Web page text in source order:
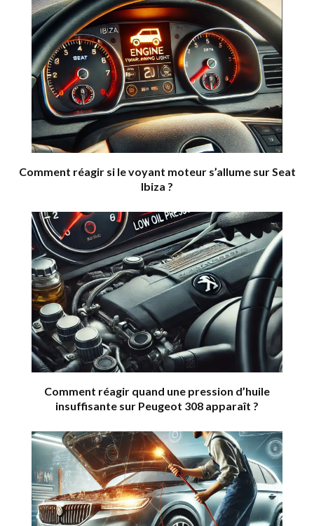
Comment réagir si le voyant moteur s’allume sur Seat
Ibiza ?
Comment réagir quand une pression d’huile
insuffisante sur Peugeot 308 apparaît ?